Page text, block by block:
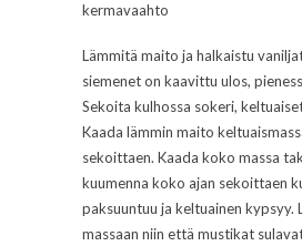
kermavaahto
Lämmitä maito ja halkaistu
siemenet on kaavittu ulos,
Sekoita kulhossa sokeri,
Kaada lämmin maito
sekoittaen. Kaada koko massa
kuumenna koko ajan sekoittaen
paksuuntuu ja keltuainen kypsyy.
massaan niin että mustikat